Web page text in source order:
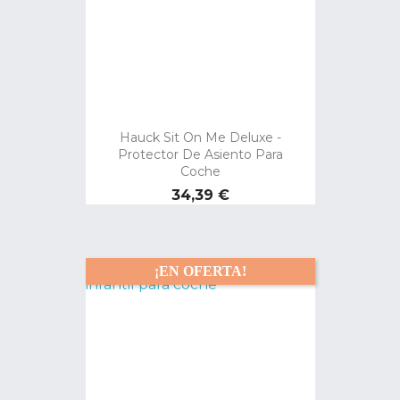
Hauck Sit On Me Deluxe -
Protector De Asiento Para
Coche
Precio
34,39 €
¡EN OFERTA!